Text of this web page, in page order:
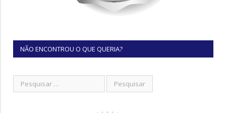
NÃO ENCONTROU O QUE QUERIA?